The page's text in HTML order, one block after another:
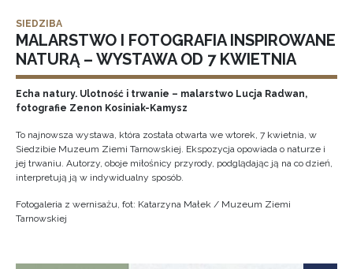
SIEDZIBA
MALARSTWO I FOTOGRAFIA INSPIROWANE
NATURĄ – WYSTAWA OD 7 KWIETNIA
Echa natury. Ulotność i trwanie – malarstwo Lucja Radwan,
fotografie Zenon Kosiniak-Kamysz
To najnowsza wystawa, która została otwarta we wtorek, 7 kwietnia, w
Siedzibie Muzeum Ziemi Tarnowskiej. Ekspozycja opowiada o naturze i
jej trwaniu. Autorzy, oboje miłośnicy przyrody, podglądając ją na co dzień,
interpretują ją w indywidualny sposób.
Fotogaleria z wernisażu, fot: Katarzyna Małek / Muzeum Ziemi
Tarnowskiej